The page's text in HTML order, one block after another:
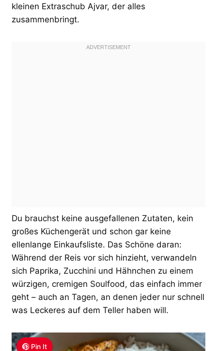
kleinen Extraschub Ajvar, der alles
zusammenbringt.
Du brauchst keine ausgefallenen Zutaten, kein
großes Küchengerät und schon gar keine
ellenlange Einkaufsliste. Das Schöne daran:
Während der Reis vor sich hinzieht, verwandeln
sich Paprika, Zucchini und Hähnchen zu einem
würzigen, cremigen Soulfood, das einfach immer
geht – auch an Tagen, an denen jeder nur schnell
was Leckeres auf dem Teller haben will.
Pin It